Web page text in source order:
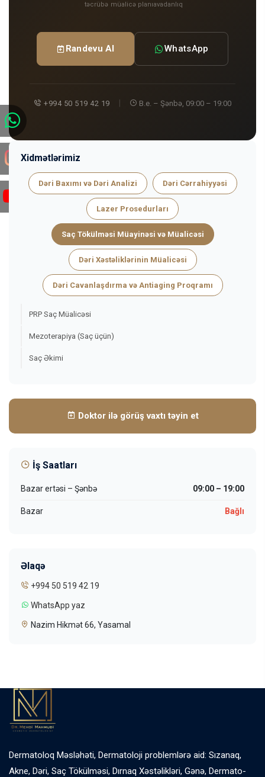
təcrübə müalicə planıavadanlıq
Randevu Al WhatsApp
+994 50 519 42 19 B.e. – Şənbə, 09:00 – 19:00
Xidmətlərimiz
Dəri Baxımı və Dəri Analizi Dəri Cərrahiyyəsi
Lazer Prosedurları
Saç Tökülməsi Müayinəsi və Müalicəsi
Dəri Xəstəliklərinin Müalicəsi
Dəri Cavanlaşdırma və Antiaging Proqramı
PRP Saç Müalicəsi
Mezoterapiya (Saç üçün)
Saç Əkimi
Doktor ilə görüş vaxtı təyin et
İş Saatları
Bazar ertəsi – Şənbə 09:00 – 19:00
Bazar Bağlı
Əlaqə
+994 50 519 42 19
WhatsApp yaz
Nazim Hikmət 66, Yasamal
Dermatoloq Məsləhəti, Dermatoloji problemlərə aid: Sızanaq,
Akne, Dəri, Saç Tökülməsi, Dırnaq Xəstəlikləri, Gənə, Dermato-